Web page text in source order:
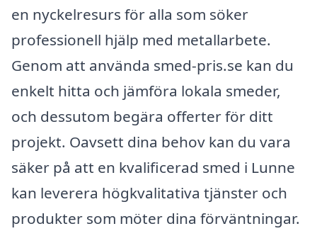
en nyckelresurs för alla som söker
professionell hjälp med metallarbete.
Genom att använda smed-pris.se kan du
enkelt hitta och jämföra lokala smeder,
och dessutom begära offerter för ditt
projekt. Oavsett dina behov kan du vara
säker på att en kvalificerad smed i Lunne
kan leverera högkvalitativa tjänster och
produkter som möter dina förväntningar.